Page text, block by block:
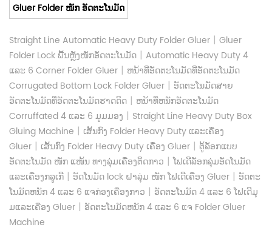
Gluer Folder ໜັກ ອັດຕະໂນມັດ
Straight Line Automatic Heavy Duty Folder Gluer | Gluer
Folder Lock ພື້ນຫຼັງໜັກອັດຕະໂນມັດ | Automatic Heavy Duty 4
ແລະ 6 Corner Folder Gluer | ຫນ້າທີ່ອັດຕະໂນມັດທີ່ອັດຕະໂນມັດ
Corrugated Bottom Lock Folder Gluer | ອັດຕະໂນມັດສາຍ
ອັດຕະໂນມັດທີ່ອັດຕະໂນມັດຮາດດິດ | ຫນ້າທີ່ຫນັກອັດຕະໂນມັດ
Corruffated 4 ແລະ 6 ມູມມອງ | Straight Line Heavy Duty Box
Gluing Machine | ເສັ້ນກົງ Folder Heavy Duty ແລະເຄື່ອງ
Gluer | ເສັ້ນກົງ Folder Heavy Duty ເຄື່ອງ Gluer | ຕູ້ລັອກແບບ
ອັດຕະໂນມັດ ໜັກ ແໜ້ນ ທາງລຸ່ມເຄື່ອງຕິດກາວ |ໂຟເດີລັອກລຸ່ມອັດໂນມັດ
ແລະເຄື່ອງກລູເກີ | ອັດໂນມັດ lock ຝາລຸ່ມ ໜັກ ໂຟເດີເຄື່ອງ Gluer | ອັດຕະ
ໂນມັດຫນັກ 4 ແລະ 6 ແຈກ່ອງເຄື່ອງກາວ | ອັດຕະໂນມັດ 4 ແລະ 6 ໂຟເດີມຸ
ມແລະເຄື່ອງ Gluer | ອັດຕະໂນມັດຫນັກ 4 ແລະ 6 ແຈ Folder Gluer
Machine